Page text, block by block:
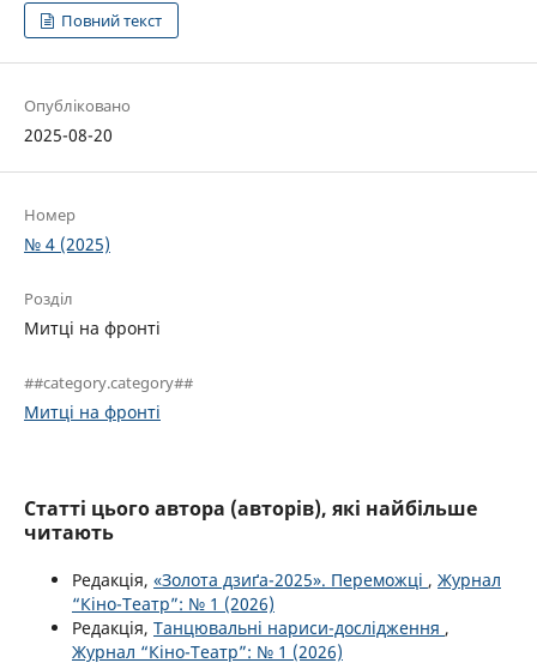
Повний текст
Опубліковано
2025-08-20
Номер
№ 4 (2025)
Розділ
Митці на фронті
##category.category##
Митці на фронті
Статті цього автора (авторів), які найбільше
читають
Редакція, «Золота дзиґа-2025». Переможці , Журнал
“Кіно-Театр”: № 1 (2026)
Редакція, Танцювальні нариси-дослідження ,
Журнал “Кіно-Театр”: № 1 (2026)